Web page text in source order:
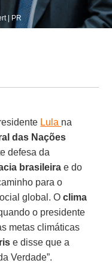
| PR
Lula na
das Nações
defesa da
brasileira e do
para o
global. Oclima
o presidente
metas climáticas
e disse que a
Verdade”.